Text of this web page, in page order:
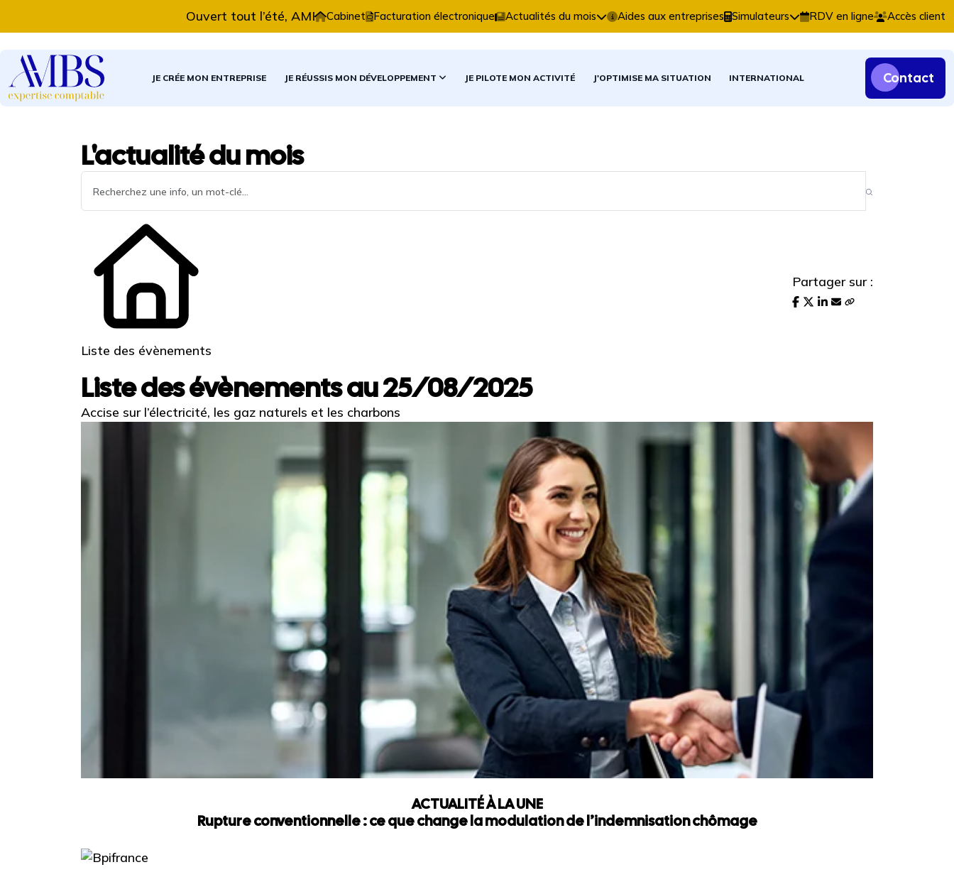
Ouvert tout l’été, AMBS Expertise Comptable vous accompagne dans vos décisions comptables, fiscales et patrimoniales.
Cabinet Facturation électronique Actualités du mois Aides aux entreprises Simulateurs RDV en ligne Accès client
JE CRÉE MON ENTREPRISE JE RÉUSSIS MON DÉVELOPPEMENT JE PILOTE MON ACTIVITÉ J'OPTIMISE MA SITUATION INTERNATIONAL Contact
L'actualité du mois
Liste des évènements
Partager sur :
Liste des évènements au 25/08/2025
Accise sur l’électricité, les gaz naturels et les charbons
ACTUALITÉ À LA UNE
Rupture conventionnelle : ce que change la modulation de l’indemnisation chômage